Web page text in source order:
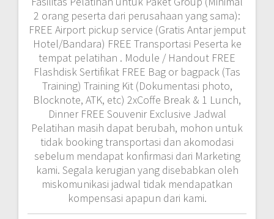
2 orang peserta dari perusahaan yang sama):
FREE Airport pickup service (Gratis Antar jemput
Hotel/Bandara) FREE Transportasi Peserta ke
tempat pelatihan . Module / Handout FREE
Flashdisk Sertifikat FREE Bag or bagpack (Tas
Training) Training Kit (Dokumentasi photo,
Blocknote, ATK, etc) 2xCoffe Break & 1 Lunch,
Dinner FREE Souvenir Exclusive Jadwal
Pelatihan masih dapat berubah, mohon untuk
tidak booking transportasi dan akomodasi
sebelum mendapat konfirmasi dari Marketing
kami. Segala kerugian yang disebabkan oleh
miskomunikasi jadwal tidak mendapatkan
kompensasi apapun dari kami.